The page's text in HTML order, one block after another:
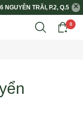
NGUYỄN TRÃI, P.2, Q.5
0